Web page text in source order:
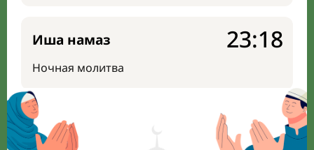
Иша намаз
Ночная молитва
23:18